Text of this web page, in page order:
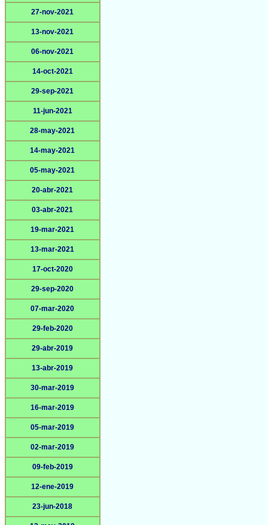
27-nov-2021
13-nov-2021
06-nov-2021
14-oct-2021
29-sep-2021
11-jun-2021
28-may-2021
14-may-2021
05-may-2021
20-abr-2021
03-abr-2021
19-mar-2021
13-mar-2021
17-oct-2020
29-sep-2020
07-mar-2020
29-feb-2020
29-abr-2019
13-abr-2019
30-mar-2019
16-mar-2019
05-mar-2019
02-mar-2019
09-feb-2019
12-ene-2019
23-jun-2018